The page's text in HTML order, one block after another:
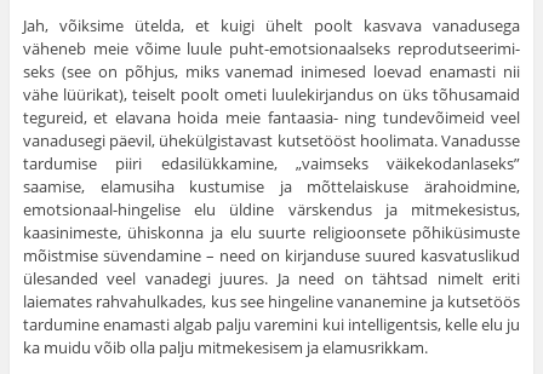
Jah, võiksime ütelda, et kuigi ühelt poolt kasvava vanadusega
väheneb meie võime luule puht-emotsionaalseks reprodutseerimi­
seks (see on põhjus, miks vanemad inimesed loevad enamasti nii
vähe lüürikat), teiselt poolt ometi luulekirjandus on üks tõhusamaid
tegureid, et elavana hoida meie fantaasia- ning tundevõimeid veel
vanadusegi päevil, ühekülgistavast kutsetööst hoolimata. Vanadusse
tardumise piiri edasilükkamine, „vaimseks väikekodanlaseks”
saamise, elamusiha kustumise ja mõttelaiskuse ärahoidmine,
emotsionaal-hingelise elu üldine värskendus ja mitmekesistus,
kaasini­meste, ühiskonna ja elu suurte religioonsete põhiküsimuste
mõistmise süvendamine – need on kirjanduse suured kasvatuslikud
ülesanded veel vanadegi juures. Ja need on tähtsad nimelt eriti
laiemates rahvahulkades, kus see hingeline vananemine ja kutsetöös
tardumine enamasti algab palju varemini kui intelligentsis, kelle elu ju
ka muidu võib olla palju mitmekesisem ja elamusrikkam.